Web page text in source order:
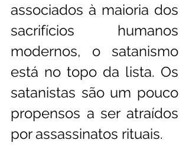
associados à maioria dos
sacrifícios humanos
modernos, o satanismo
está no topo da lista. Os
satanistas são um pouco
propensos a ser atraídos
por assassinatos rituais.